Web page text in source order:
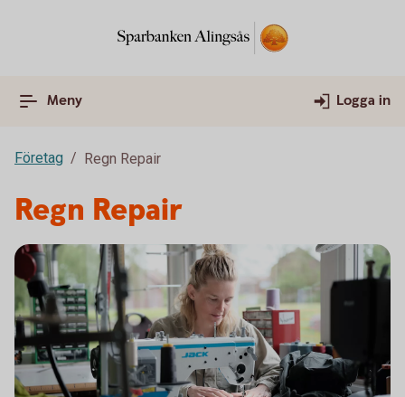
Meny Logga in
Företag Regn Repair
Regn Repair